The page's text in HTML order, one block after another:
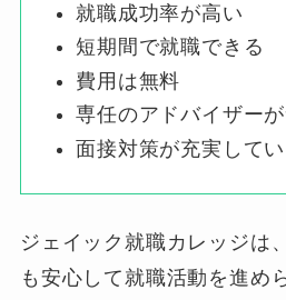
就職成功率が高い
短期間で就職できる
費用は無料
専任のアドバイザー
面接対策が充実してい
ジェイック就職カレッジは
も安心して就職活動を進め